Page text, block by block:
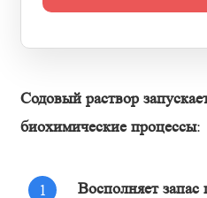
Содовый раствор
биохимические процессы:
Восполняет